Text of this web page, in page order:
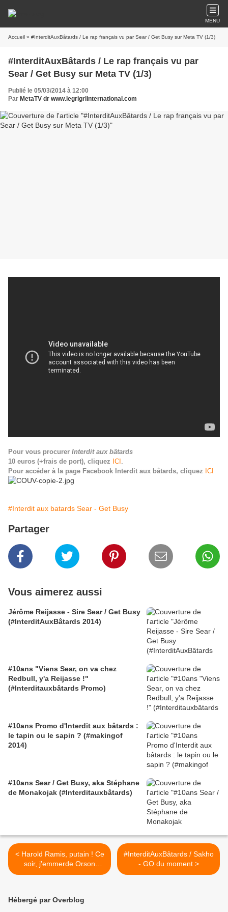
MENU
Accueil » #InterditAuxBâtards / Le rap français vu par Sear / Get Busy sur Meta TV (1/3)
#InterditAuxBâtards / Le rap français vu par
Sear / Get Busy sur Meta TV (1/3)
Publié le 05/03/2014 à 12:00
Par MetaTV dr www.legrigriinternational.com
Pour vous procurer Interdit aux bâtards
10 euros (+frais de port), cliquez ICI .
Pour accéder à la page Facebook Interdit aux bâtards, cliquez ICI
#Interdit aux batards Sear - Get Busy
Partager
Vous aimerez aussi
Jérôme Reijasse - Sire Sear / Get Busy
(#InterditAuxBâtards 2014)
#10ans "Viens Sear, on va chez
Redbull, y'a Reijasse !"
(#Interditauxbâtards Promo)
#10ans Promo d'Interdit aux bâtards :
le tapin ou le sapin ? (#makingof
2014)
#10ans Sear / Get Busy, aka Stéphane
de Monakojak (#Interditauxbâtards)
< Harold Ramis, putain ! Ce
soir, j'emmerde Orson
Welles, je brûle Godard, je
#InterditAuxBâtards / Sakho
- GO du moment >
Hébergé par Overblog